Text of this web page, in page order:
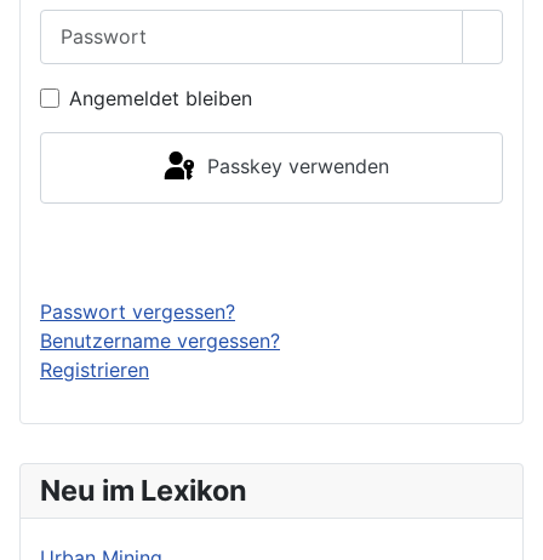
Neu im Lexikon
Angemeldet bleiben
Passkey verwenden
Passwort vergessen?
Benutzername vergessen?
Registrieren